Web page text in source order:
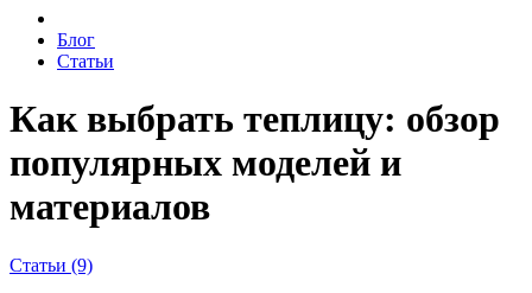
Блог
Статьи
Как выбрать теплицу: обзор
популярных моделей и
материалов
Статьи (9)